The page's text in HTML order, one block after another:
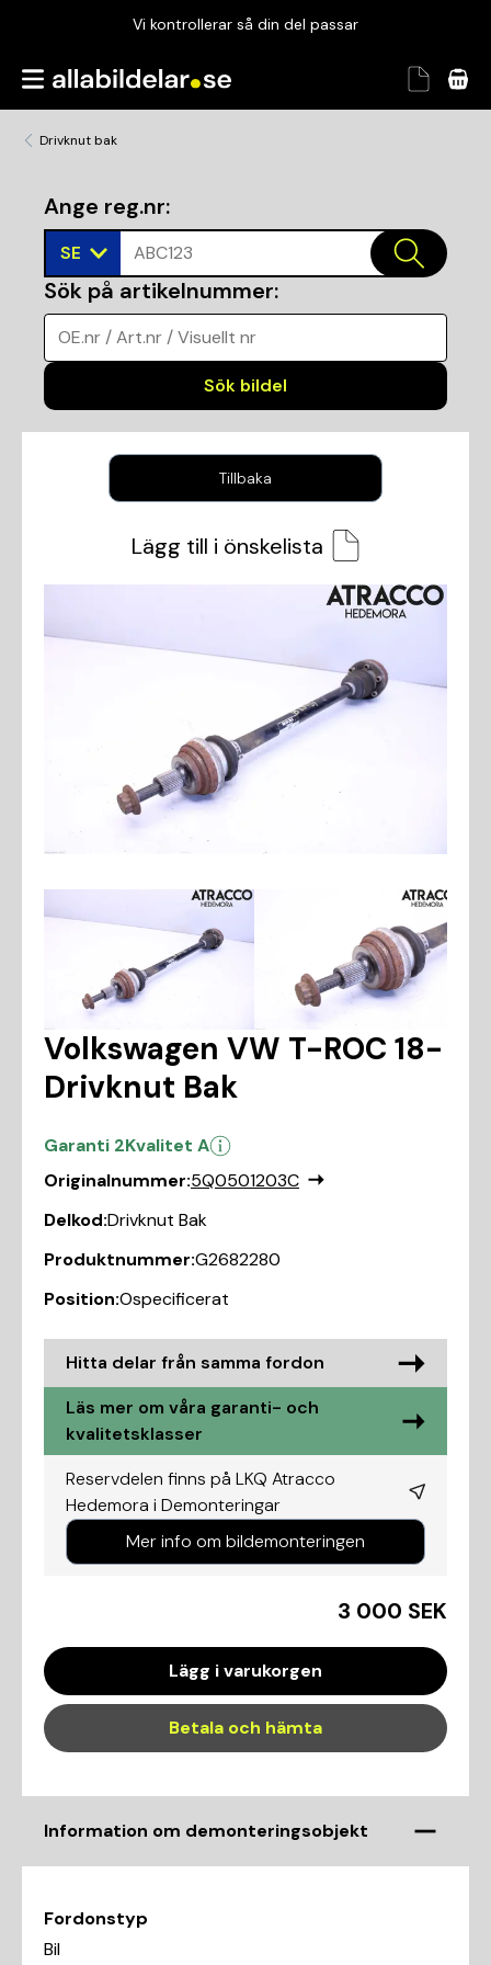
Vi kontrollerar så din del passar
Garanterad passform
Drivknut bak
Ange reg.nr:
SE ABC123
Sök på artikelnummer:
OE.nr / Art.nr / Visuellt nr
Sök bildel
Tillbaka
Lägg till i önskelista
Volkswagen VW T-ROC 18-
Drivknut Bak
Garanti 2Kvalitet A
Originalnummer:5Q0501203C
Delkod:Drivknut Bak
Produktnummer:G2682280
Position:Ospecificerat
Hitta delar från samma fordon
Läs mer om våra garanti- och
kvalitetsklasser
Reservdelen finns på LKQ Atracco
Hedemora i Demonteringar
Mer info om bildemonteringen
3 000 SEK
Lägg i varukorgen
Betala och hämta
Information om demonteringsobjekt
Fordonstyp
Bil